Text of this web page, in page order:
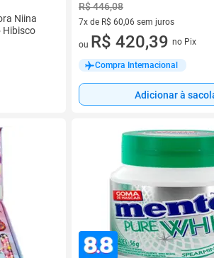
Niina
Hibisco
R$ 446,08
7x de R$ 60,06 sem juros
7 vez de R$ 60,06 sem juros
ou R$ 420,39 no Pix
Compra Internacional
Adicionar à